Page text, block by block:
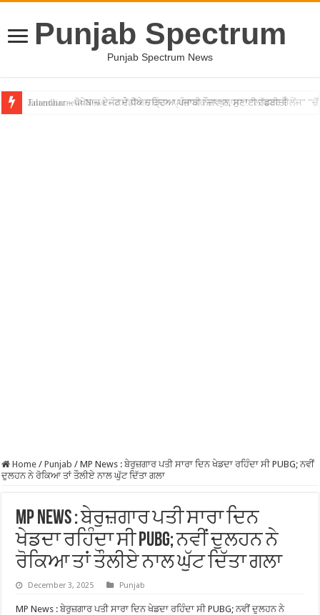
Punjab Spectrum
Punjab Spectrum News
Jalandhar – ਧੋਖੇਬਾਜ਼ ਏਜੰਟ ਦੇ ਧੱਕੇ ਚੜ੍ਹਿਆ ਪੰਜਾਬੀ ਨੌਜਵਾਨ, ਸੁਣਾਈ ਹੱਡਬੀਤੀ
Home / Punjab / MP News : ਬੇਰੁਜ਼ਗਾਰ ਪਤੀ ਸਾਰਾ ਦਿਨ ਖੇਡਦਾ ਰਹਿੰਦਾ ਸੀ PUBG; ਨਵੀਂ
ਦੁਲਹਨ ਨੇ ਰੋਕਿਆ ਤਾਂ ਤੌਲੀਏ ਨਾਲ ਘੁੱਟ ਦਿੱਤਾ ਗਲਾ
MP News : ਬੇਰੁਜ਼ਗਾਰ ਪਤੀ ਸਾਰਾ ਦਿਨ
ਖੇਡਦਾ ਰਹਿੰਦਾ ਸੀ PUBG; ਨਵੀਂ ਦੁਲਹਨ ਨੇ
ਰੋਕਿਆ ਤਾਂ ਤੌਲੀਏ ਨਾਲ ਘੁੱਟ ਦਿੱਤਾ ਗਲਾ
December 3, 2025 Punjab
MP News : ਬੇਰੁਜ਼ਗਾਰ ਪਤੀ ਸਾਰਾ ਦਿਨ ਖੇਡਦਾ ਰਹਿੰਦਾ ਸੀ PUBG; ਨਵੀਂ ਦੁਲਹਨ ਨੇ